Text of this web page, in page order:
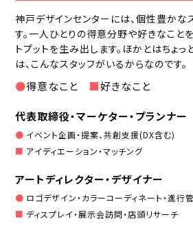
神戸デザインセンターには、個性豊かな
す。一人ひとりの得意分野や好きなことを
トプットを生み出します。ほかとはちょ
は、こんなスタッフがいるからなのです。
●得意なこと ■好きなこと
代表取締役・マーケター・プランナー
イベント企画・提案、共創支援(DX含む)
アイディエーション・マッチング
アートディレクター・デザイナー
ロゴデザイン・カラーコーディネート・進行
ディスプレイ・展示会訪問・店頭リサーチ